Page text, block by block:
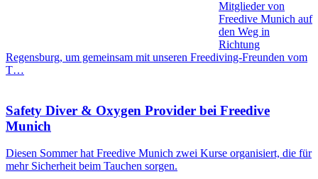
Mitglieder von
Freedive Munich auf
den Weg in
Richtung
Regensburg, um gemeinsam mit unseren Freediving-Freunden vom
T…
Safety Diver & Oxygen Provider bei Freedive
Munich
Diesen Sommer hat Freedive Munich zwei Kurse organisiert, die für
mehr Sicherheit beim Tauchen sorgen.